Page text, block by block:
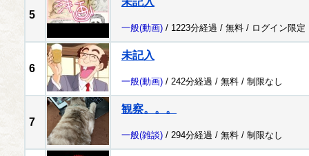
5
一般(動画) / 1223分経過 / 無料 / ログイン限定
6
未記入
一般(動画) / 242分経過 / 無料 / 制限なし
7
観察。。。
一般(雑談) / 294分経過 / 無料 / 制限なし